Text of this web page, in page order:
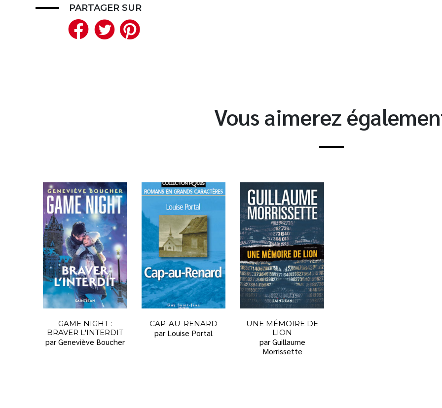
PARTAGER SUR
Facebook
Twitter
Vous aimerez
GAME NIGHT :
BRAVER L'INTERDIT
par Geneviève Boucher
CAP-AU-RENARD
par Louise Portal
UNE MÉMOIRE DE
LION
par Guillaume
Morrissette